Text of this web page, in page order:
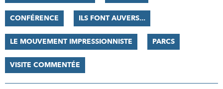
CONFÉRENCE ILS FONT AUVERS...
LE MOUVEMENT IMPRESSIONNISTE PARCS
VISITE COMMENTÉE